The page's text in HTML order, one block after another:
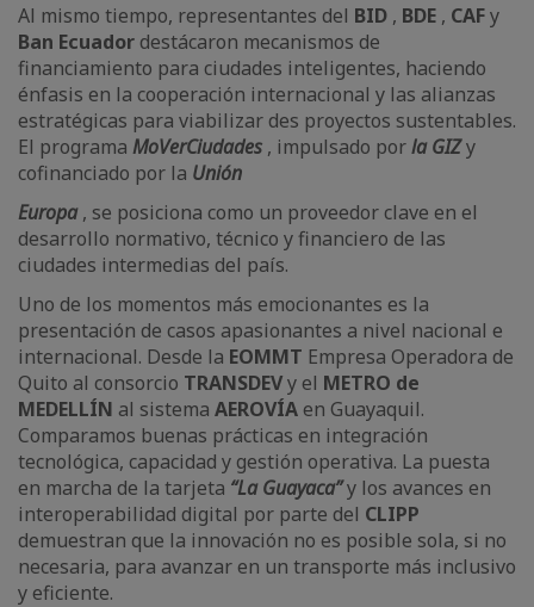
Al mismo tiempo, representantes del BID , BDE , CAFy
Ban Ecuadordestácaron mecanismos de
financiamiento para ciudades inteligentes, haciendo
énfasis en la cooperación internacional y las alianzas
estratégicas para viabilizar des proyectos sustentables.
El programa MoVerCiudades , impulsado porla GIZy
cofinanciado por la Unión
Europa, se posiciona como un proveedor clave en el
desarrollo normativo, técnico y financiero de las
ciudades intermedias del país.
Uno de los momentos más emocionantes es la
presentación de casos apasionantes a nivel nacional e
internacional. Desde la EOMMT Empresa Operadora de
Quito al consorcio TRANSDEVy el METRO de
MEDELLÍN al sistema AEROVÍA en Guayaquil.
Comparamos buenas prácticas en integración
tecnológica, capacidad y gestión operativa. La puesta
en marcha de la tarjeta “La Guayaca”y los avances en
interoperabilidad digital por parte del CLIPP
demuestran que la innovación no es posible sola, si no
necesaria, para avanzar en un transporte más inclusivo
y eficiente.